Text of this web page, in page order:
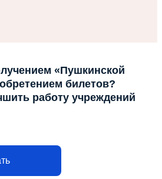
«Пушкинской
билетов?
работу учреждений